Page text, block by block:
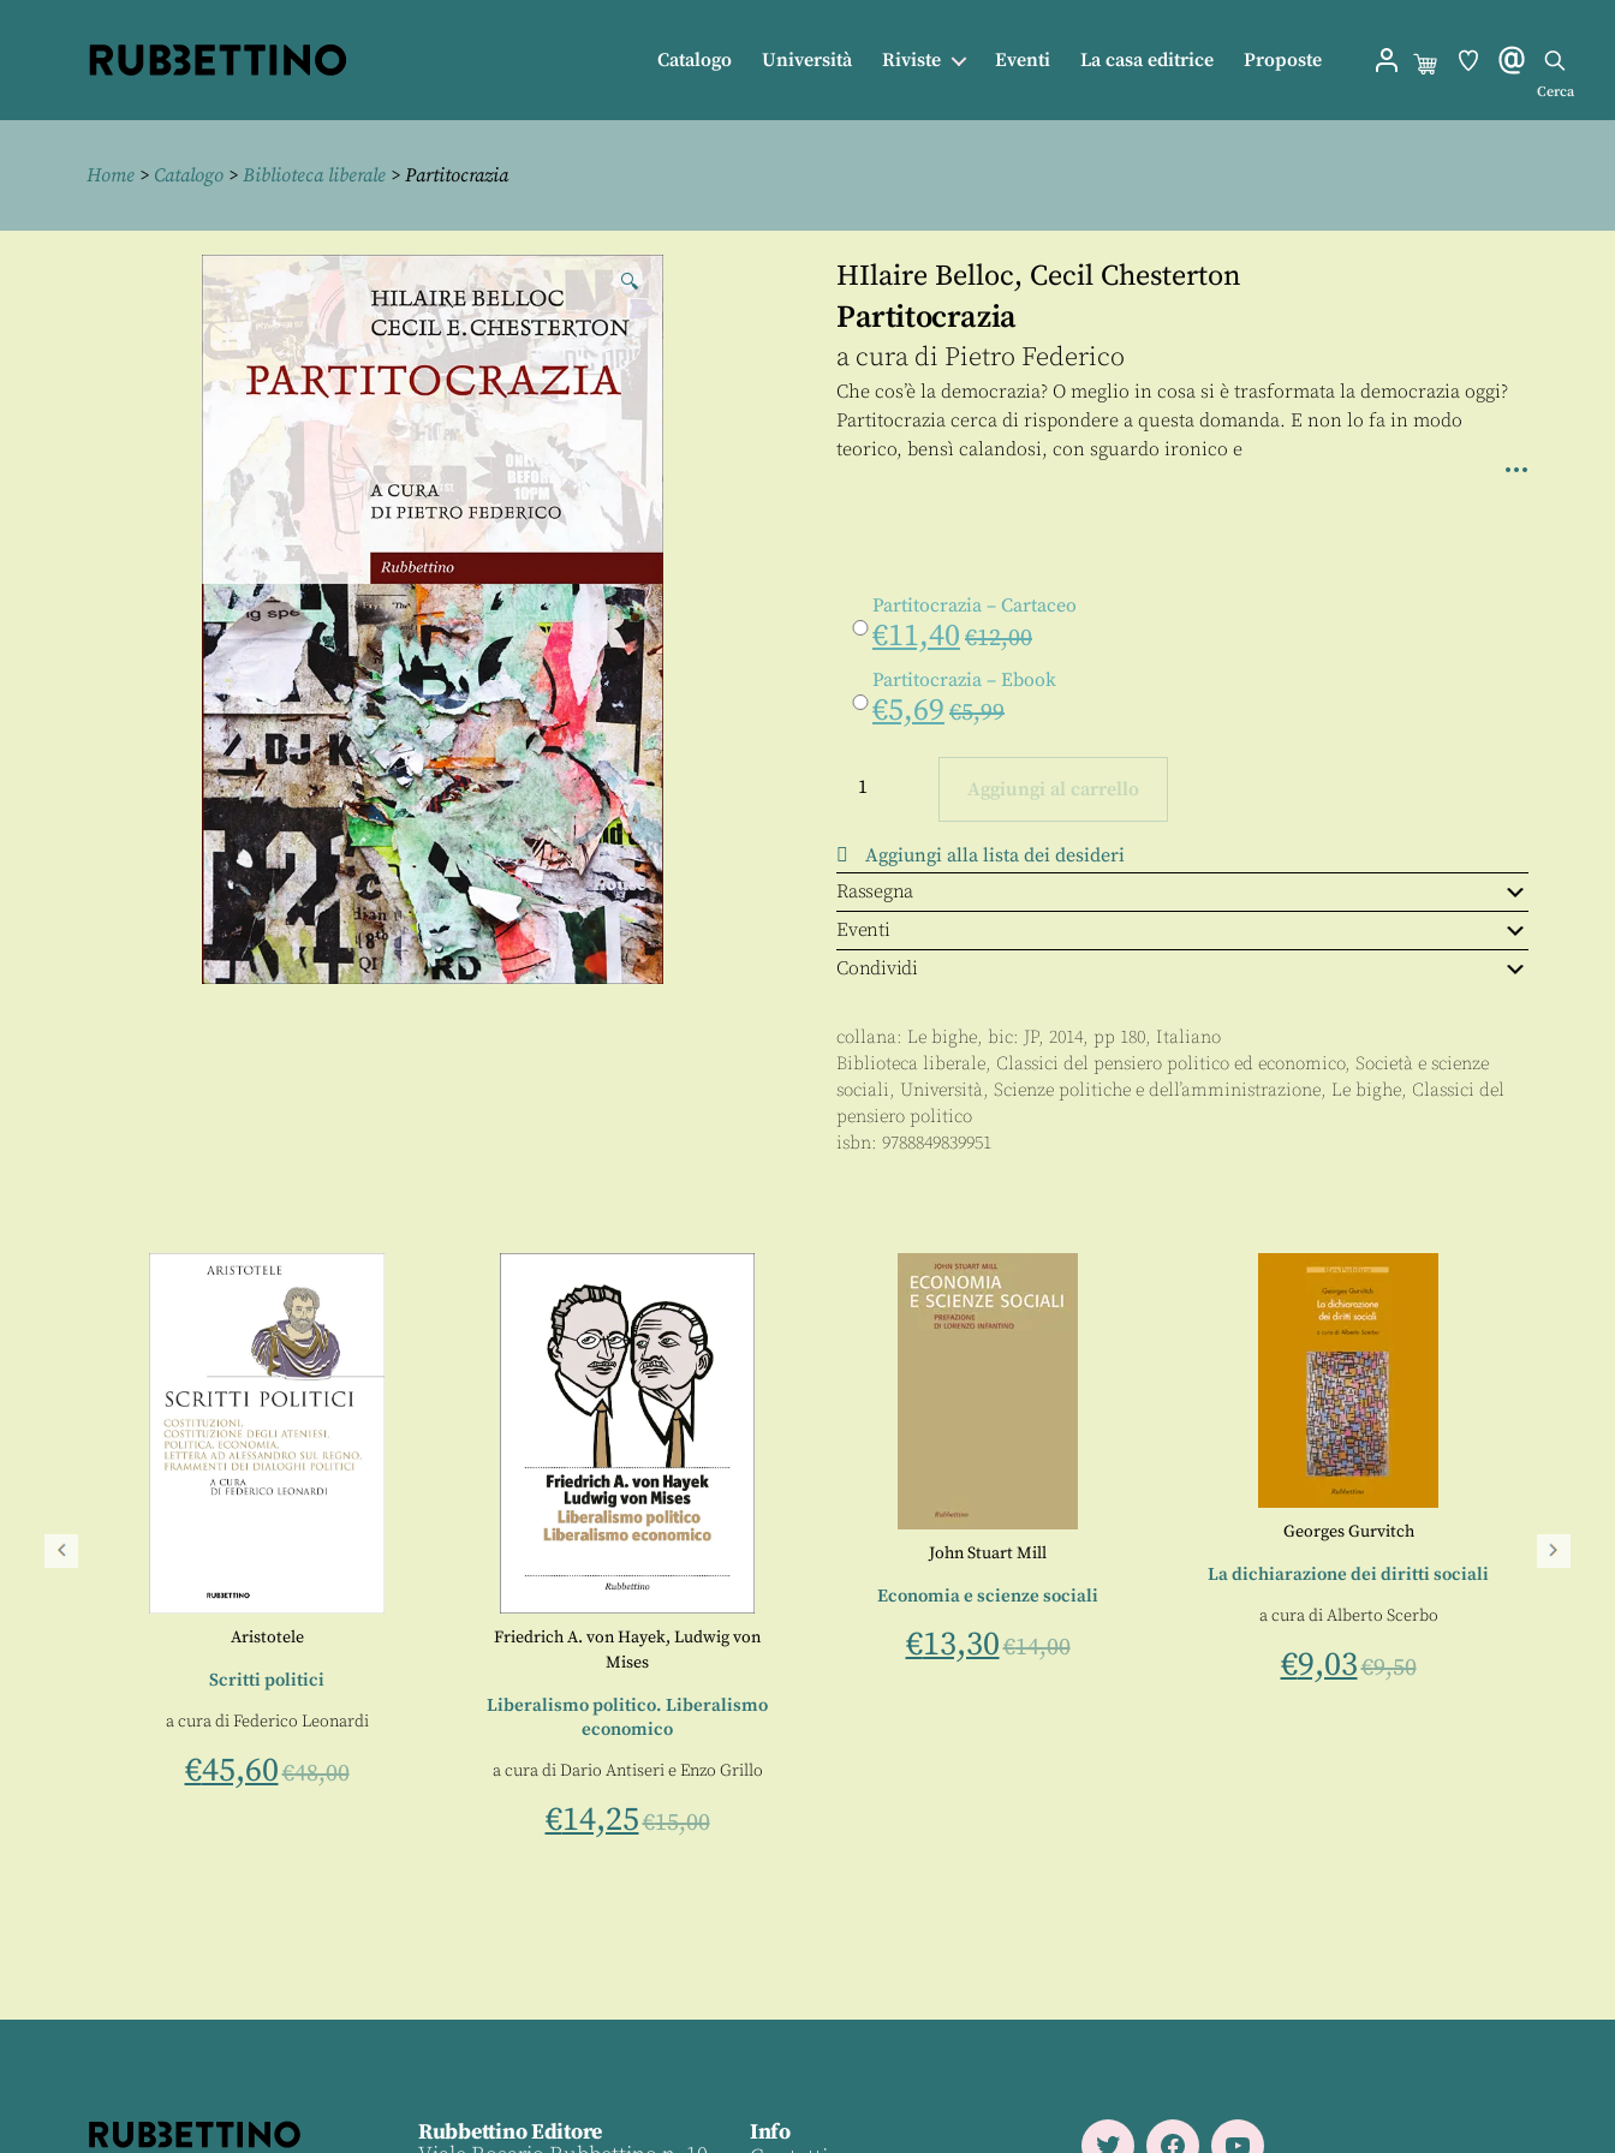
Catalogo Università Riviste Eventi La casa editrice Proposte
Cerca
Home > Catalogo > Biblioteca liberale > Partitocrazia
🔍 HIlaire Belloc, Cecil Chesterton
Partitocrazia
a cura di Pietro Federico
Che cos’è la democrazia? O meglio in cosa si è trasformata la democrazia oggi?
Partitocrazia cerca di rispondere a questa domanda. E non lo fa in modo
teorico, bensì calandosi, con sguardo ironico e
Partitocrazia – Cartaceo
€11,40 €12,00
Partitocrazia – Ebook
€5,69 €5,99
Partitocrazia
quantità
Aggiungi al carrello
Aggiungi alla lista dei desideri
Rassegna
Eventi
Condividi
collana: Le bighe, bic: JP, 2014, pp 180, Italiano
Biblioteca liberale, Classici del pensiero politico ed economico, Società e scienze
sociali, Università, Scienze politiche e dell’amministrazione, Le bighe, Classici del
pensiero politico
isbn: 9788849839951
Aristotele
Scritti politici
a cura diFederico Leonardi
€45,60€48,00
Friedrich A. von Hayek, Ludwig von
Mises
Liberalismo politico. Liberalismo
economico
a cura diDario AntiserieEnzo Grillo
€14,25€15,00
John Stuart Mill
Economia e scienze sociali
€13,30€14,00
Georges Gurvitch
La dichiarazione dei diritti sociali
a cura diAlberto Scerbo
€9,03€9,50
Rubbettino Editore
Info